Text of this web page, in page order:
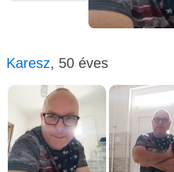
Karesz, 50 éves